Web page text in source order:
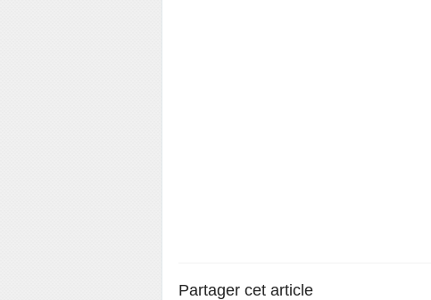
Partager cet article